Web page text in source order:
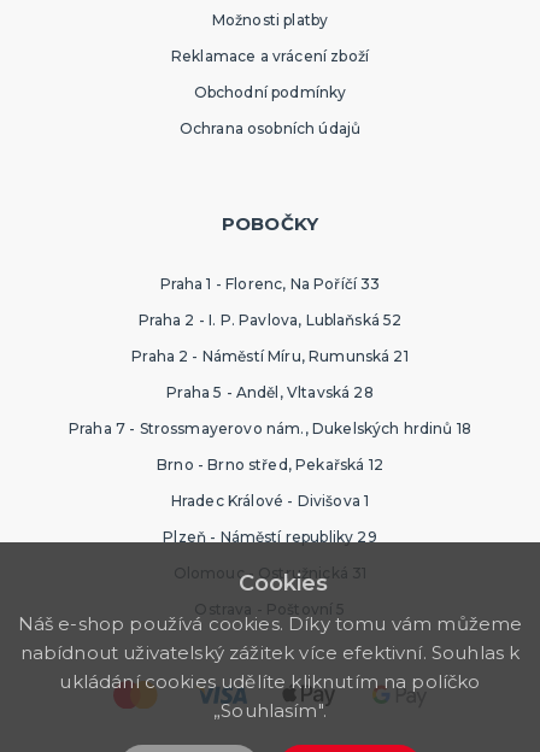
Možnosti platby
Reklamace a vrácení zboží
Obchodní podmínky
Ochrana osobních údajů
POBOČKY
Praha 1 - Florenc, Na Poříčí 33
Praha 2 - I. P. Pavlova, Lublaňská 52
Praha 2 - Náměstí Míru, Rumunská 21
Praha 5 - Anděl, Vltavská 28
Praha 7 - Strossmayerovo nám., Dukelských hrdinů 18
Brno - Brno střed, Pekařská 12
Hradec Králové - Divišova 1
Plzeň - Náměstí republiky 29
Olomouc - Ostružnická 31
Ostrava - Poštovní 5
Cookies
Náš e-shop používá cookies. Díky tomu vám můžeme
nabídnout uživatelský zážitek více efektivní. Souhlas k
ukládání cookies udělíte kliknutím na políčko
„Souhlasím".